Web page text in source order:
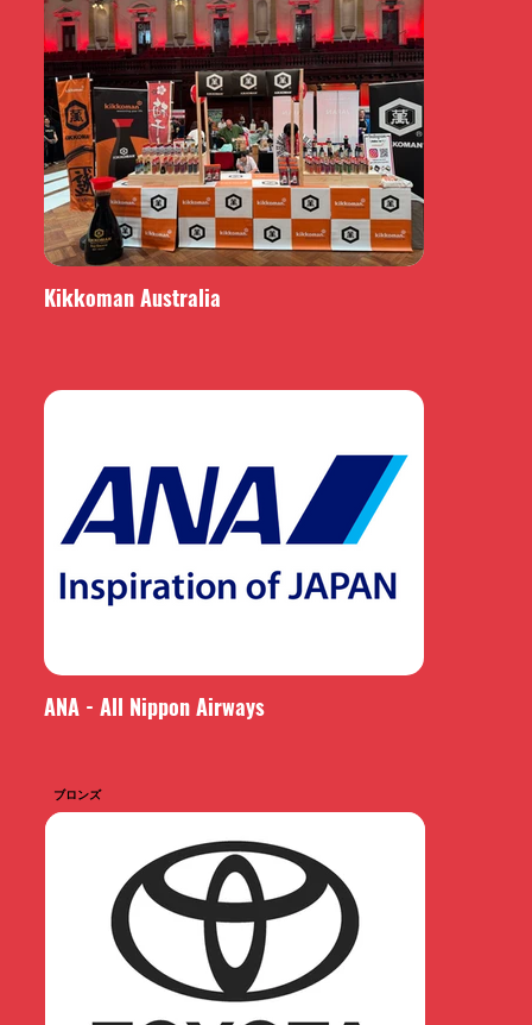
Kikkoman Australia
ANA - All Nippon Airways
​ブロンズ